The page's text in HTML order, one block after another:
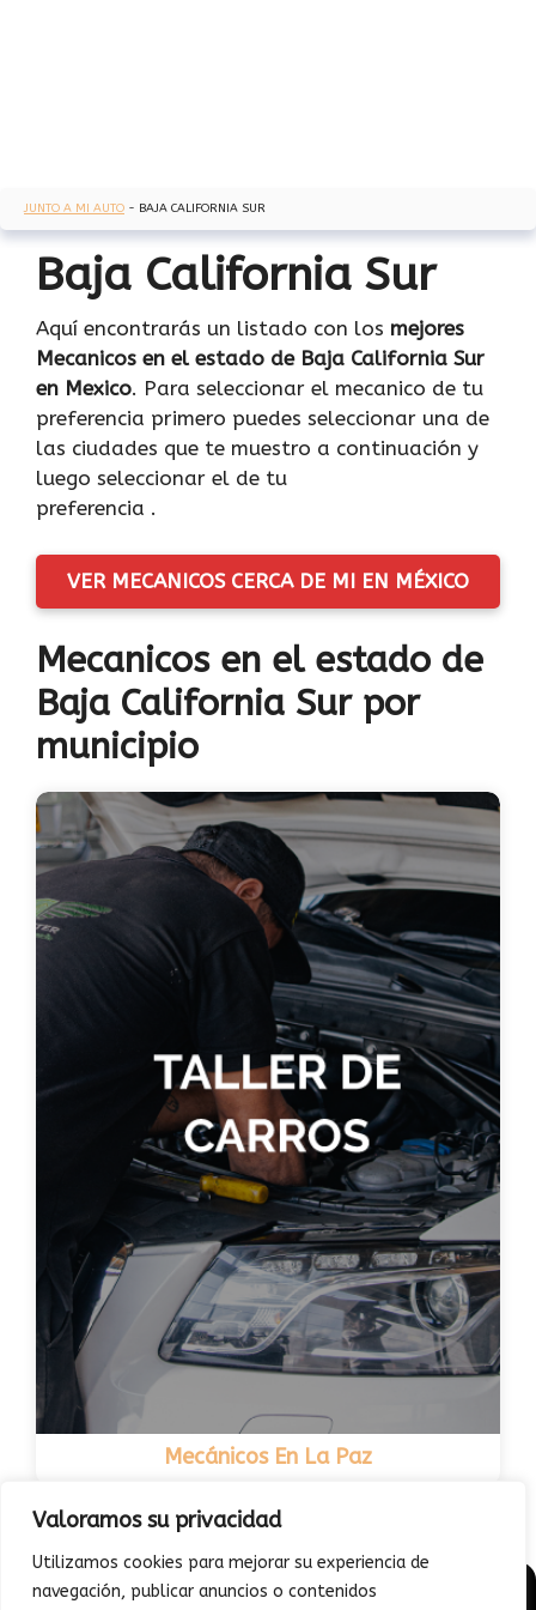
Valoramos su privacidad
Utilizamos cookies para mejorar su experiencia de
navegación, publicar anuncios o contenidos
JUNTO A MI AUTO - BAJA CALIFORNIA SUR
Baja California Sur
Aquí encontrarás un listado con los mejores
Mecanicos en el estado de Baja California Sur
en Mexico. Para seleccionar el mecanico de tu
preferencia primero puedes seleccionar una de
las ciudades que te muestro a continuación y
luego seleccionar el de tu
preferencia .
VER MECANICOS CERCA DE MI EN MÉXICO
Mecanicos en el estado de
Baja California Sur por
municipio
Mecánicos En La Paz
© 2026 - Junto a mi auto | Todo sobre Diagnóstico vehicular